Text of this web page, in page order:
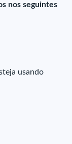
nos seguintes
usando